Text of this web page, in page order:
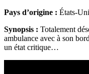
Pays d’origine : États-
Synopsis : Totalement
ambulance avec à son
un état critique…